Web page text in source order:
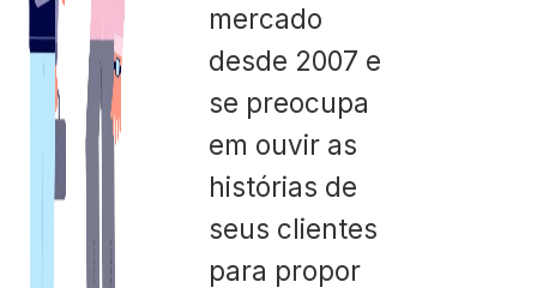
mercado
desde 2007 e
se preocupa
em ouvir as
histórias de
seus clientes
para propor